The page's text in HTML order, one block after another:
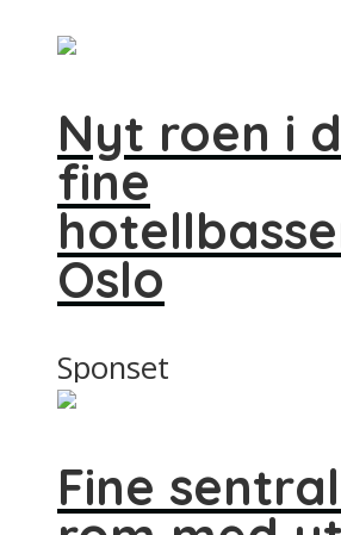
Nyt roen i
fine
Oslo
Sponset
Fine